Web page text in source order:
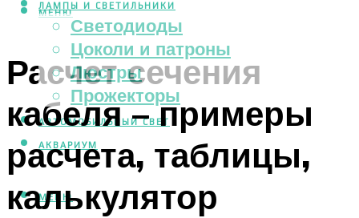
ЛАМПЫ И СВЕТИЛЬНИКИ
Светодиоды
Цоколи и патроны
Люстры
Прожекторы
АВТОМОБИЛЬНЫЙ СВЕТ
АКВАРИУМ
МЕНЮ
МЕНЮ
Расчет сечения
кабеля – примеры
расчета, таблицы,
калькулятор